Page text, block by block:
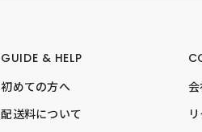
GUIDE & HELP
初めての方へ
配送料について